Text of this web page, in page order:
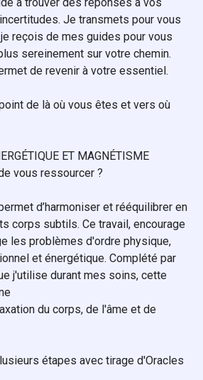
Je transmets pour vous
reçois de mes guides pour vous
sereinement sur votre chemin.
de revenir à votre essentiel.
de là où vous êtes et vers où
ET MAGNÉTISME
vous ressourcer ?
d’harmoniser et rééquilibrer en
corps subtils. Ce travail, encourage
les problèmes d'ordre physique,
et énergétique. Complété par
j'utilise durant mes soins, cette
du corps, de l'âme et de
étapes avec tirage d'Oracles